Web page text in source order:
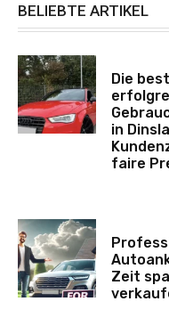
BELIEBTE ARTIKEL
Die
in
faire
Zeit